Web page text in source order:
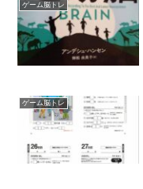
ゲーム脳トレ
ゲーム脳トレ